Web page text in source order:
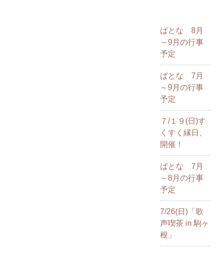
ぱとな 8月
～9月の行事
予定
ぱとな 7月
～9月の行事
予定
７/１９(日)す
くすく縁日、
開催！
ぱとな 7月
～8月の行事
予定
7/26(日)「歌
声喫茶 in 駒ヶ
根」